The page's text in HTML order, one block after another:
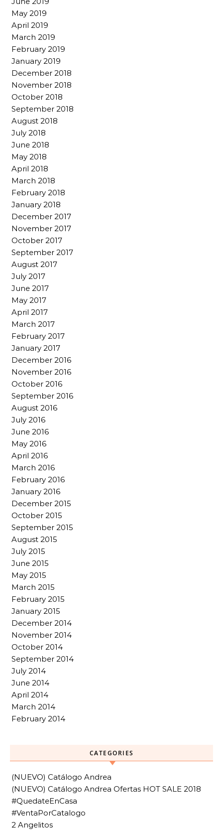
May 2019
April 2019
March 2019
February 2019
January 2019
December 2018
November 2018
October 2018
September 2018
August 2018
July 2018
June 2018
May 2018
April 2018
March 2018
February 2018
January 2018
December 2017
November 2017
October 2017
September 2017
August 2017
July 2017
June 2017
May 2017
April 2017
March 2017
February 2017
January 2017
December 2016
November 2016
October 2016
September 2016
August 2016
July 2016
June 2016
May 2016
April 2016
March 2016
February 2016
January 2016
December 2015
October 2015
September 2015
August 2015
July 2015
June 2015
May 2015
March 2015
February 2015
January 2015
December 2014
November 2014
October 2014
September 2014
July 2014
June 2014
April 2014
March 2014
February 2014
CATEGORIES
(NUEVO) Catálogo Andrea
(NUEVO) Catálogo Andrea Ofertas HOT SALE 2018
#QuedateEnCasa
#VentaPorCatalogo
2 Angelitos